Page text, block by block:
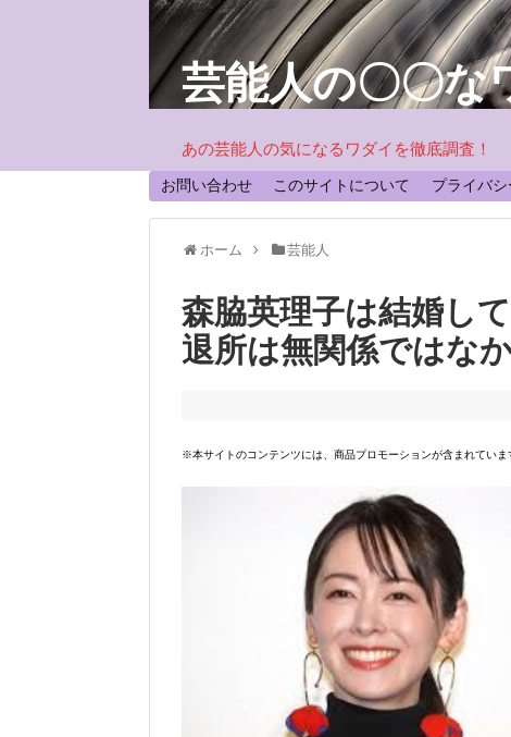
芸能人の〇〇な
あの芸能人の気になるワダイを徹底調査！
お問い合わせ このサイトについて プライバ
ホーム 芸能人
森脇英理子は結婚し
退所は無関係ではな
※本サイトのコンテンツには、商品プロモーションが含まれていま